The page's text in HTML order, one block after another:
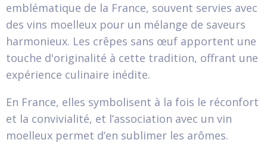
emblématique de la France, souvent servies avec
des vins moelleux pour un mélange de saveurs
harmonieux. Les crêpes sans œuf apportent une
touche d'originalité à cette tradition, offrant une
expérience culinaire inédite.
En France, elles symbolisent à la fois le réconfort
et la convivialité, et l’association avec un vin
moelleux permet d’en sublimer les arômes.